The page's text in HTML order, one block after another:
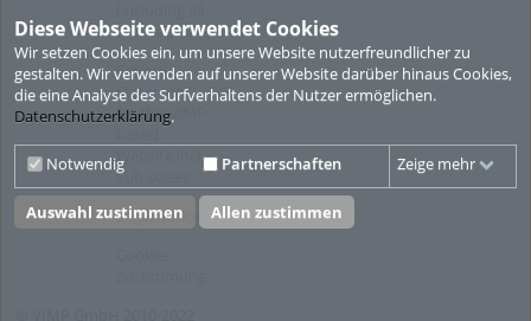
Diese Webseite verwendet Cookies
Wir setzen Cookies ein, um unsere Website nutzerfreundlicher zu
gestalten. Wir verwenden auf unserer Website darüber hinaus Cookies,
die eine Analyse des Surfverhaltens der Nutzer ermöglichen.
Datenschutzerklärung.
Notwendig Partnerschaften Zeige mehr
Auswahl zustimmen Allen zustimmen
sub-pages)
Privacy
Statement
for this ViMP
Website incl.
Sub-pages
Legal notice